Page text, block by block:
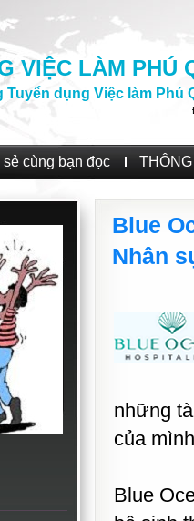
VIỆC LÀM PHÚ
Tuyển dụng Việc làm Phú
sẻ cùng bạn đọc
Blue
Nhân
những
của
Blue